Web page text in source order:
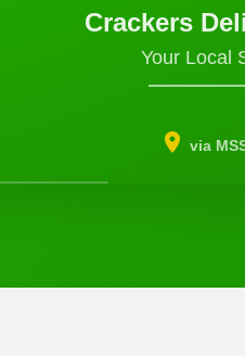
Crackers
Your Local
via